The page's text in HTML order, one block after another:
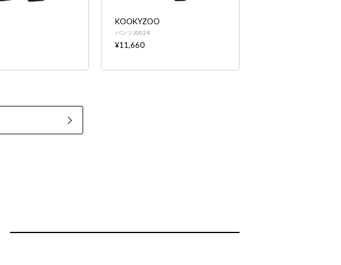
KOOKYZOO
パンツJ0024
¥11,660